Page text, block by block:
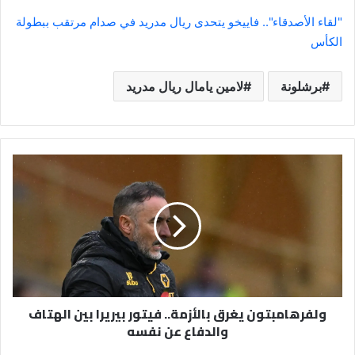
"لقاء الأصدقاء".. فاييخو يتحدى ريال مدريد في صدام مرتقب ببطولة
الكأس
برشلونة لامين يامال ريال مدريد
عن
نفسهولفرهامبتون يغرق بالأزمة.. فيتور بيريرا بين الهتاف
والدفاع عن نفسه